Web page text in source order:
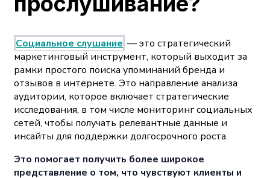
Социальное слушание — это стратегический
маркетинговый инструмент, который выходит за
рамки простого поиска упоминаний бренда и
отзывов в интернете. Это направление анализа
аудитории, которое включает стратегические
исследования, в том числе мониторинг социальных
сетей, чтобы получать релевантные данные и
инсайты для поддержки долгосрочного роста.
Это помогает получить более широкое
представление о том, что чувствуют клиенты и